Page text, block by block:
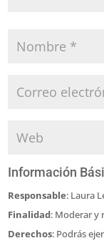
Información
Responsable: Laura
Finalidad: Moderar y
Derechos: Podrás